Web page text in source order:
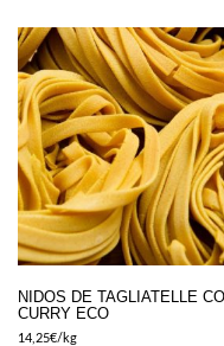
NIDOS DE TAGLIATELLE
CURRY ECO
14,25€/kg